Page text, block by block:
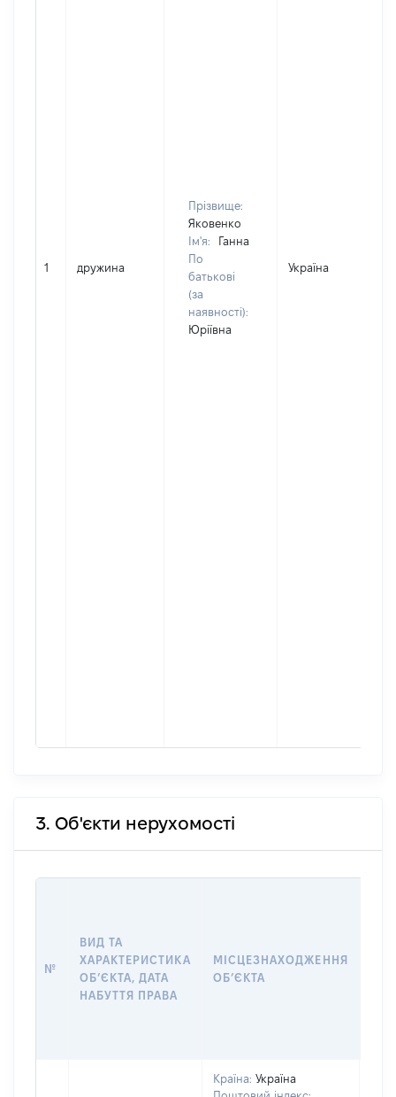
1 дружина
Прізвище:
Яковенко
Ім'я:
Ганна
По
батькові
(за
наявності):
Юріївна
Україна
3. Об'єкти нерухомості
№
ВИД ТА
ХАРАКТЕРИСТИКА
ОБʼЄКТА, ДАТА
НАБУТТЯ ПРАВА
МІСЦЕЗНАХОДЖЕННЯ
ОБʼЄКТА
Країна: Україна